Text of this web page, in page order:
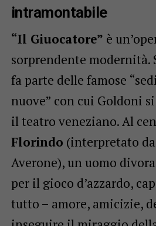
intramontabile
“Il Giuocatore” è
sorprendente modernità.
fa parte delle famose
nuove” con cui Goldoni
il teatro veneziano. Al
Florindo (interpretato
Averone), un uomo
per il gioco d’azzardo,
tutto – amore, amicizie,